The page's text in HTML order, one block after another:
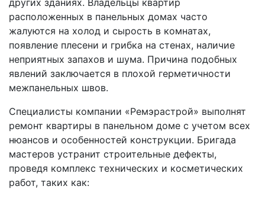
других зданиях. Владельцы квартир
расположенных в панельных домах часто
жалуются на холод и сырость в комнатах,
появление плесени и грибка на стенах, наличие
неприятных запахов и шума. Причина подобных
явлений заключается в плохой герметичности
межпанельных швов.
Специалисты компании «Ремэрастрой» выполнят
ремонт квартиры в панельном доме с учетом всех
нюансов и особенностей конструкции. Бригада
мастеров устранит строительные дефекты,
проведя комплекс технических и косметических
работ, таких как: